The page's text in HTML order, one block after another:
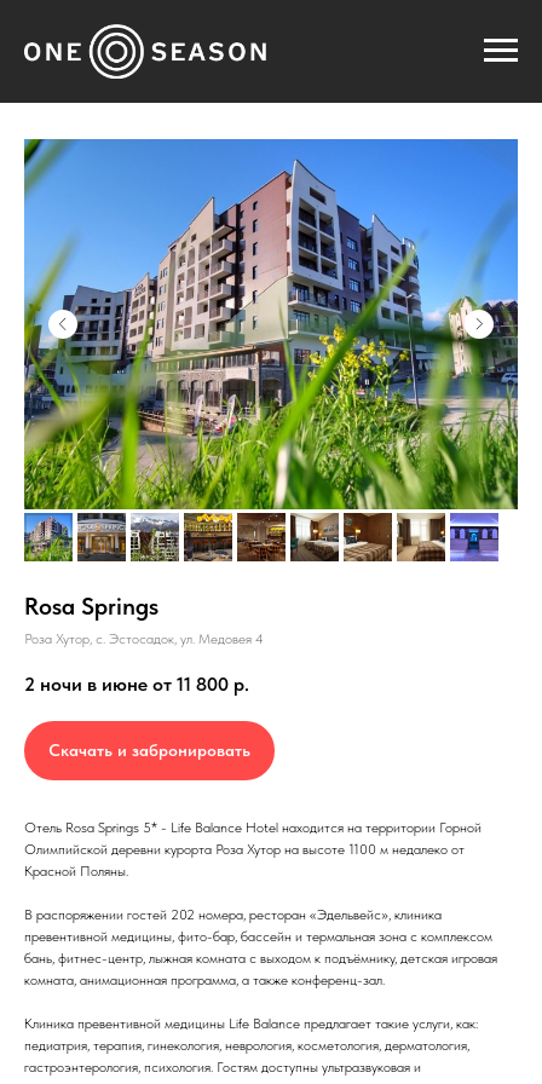
Rosa Springs
Роза Хутор, с. Эстосадок, ул. Медовея 4
2 ночи в июне от 11 800 р.
Скачать и забронировать
Отель Rosa Springs 5* - Life Balance Hotel находится на территории Горной
Олимпийской деревни курорта Роза Хутор на высоте 1100 м недалеко от
Красной Поляны.
В распоряжении гостей 202 номера, ресторан «Эдельвейс», клиника
превентивной медицины, фито-бар, бассейн и термальная зона с комплексом
бань, фитнес-центр, лыжная комната с выходом к подъёмнику, детская игровая
комната, анимационная программа, а также конференц-зал.
Клиника превентивной медицины Life Balance предлагает такие услуги, как:
педиатрия, терапия, гинекология, неврология, косметология, дерматология,
гастроэнтерология, психология. Гостям доступны ультразвуковая и